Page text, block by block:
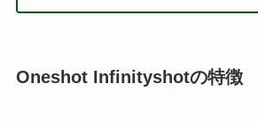
Oneshot Infinityshotの特徴